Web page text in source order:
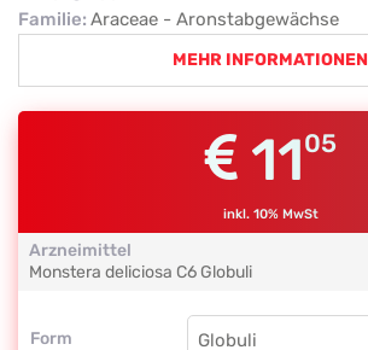
Familie: Araceae - Aronstabgewächse
MEHR INFORMATIONEN
1105
inkl. 10% MwSt
Arzneimittel
Monstera deliciosa C6 Globuli
Form
Form